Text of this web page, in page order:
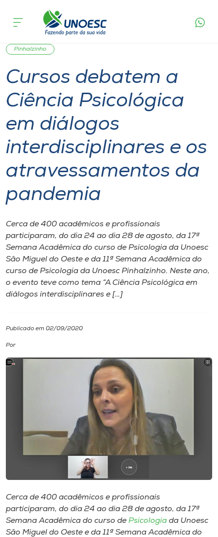
Cursos
Onde estamos
Pesquisa
Atendimento ao Estudante
Portal de Ensino
A
I.nova
Diplomados
Cultura
CPA
Biblioteca
Selecione
acontece
da pandemia
Pinhalzinho
Cursos debatem a
Ciência Psicológica
em diálogos
interdisciplinares e os
atravessamentos da
pandemia
Cerca de 400 acadêmicos e profissionais
participaram, do dia 24 ao dia 28 de agosto, da 17ª
Semana Acadêmica do curso de Psicologia da Unoesc
São Miguel do Oeste e da 11ª Semana Acadêmica do
curso de Psicologia da Unoesc Pinhalzinho. Neste ano,
o evento teve como tema “A Ciência Psicológica em
diálogos interdisciplinares e […]
Publicado em 02/09/2020
Por
Cerca de 400 acadêmicos e profissionais
participaram, do dia 24 ao dia 28 de agosto, da 17ª
Semana Acadêmica do curso de Psicologia da Unoesc
São Miguel do Oeste e da 11ª Semana Acadêmica do